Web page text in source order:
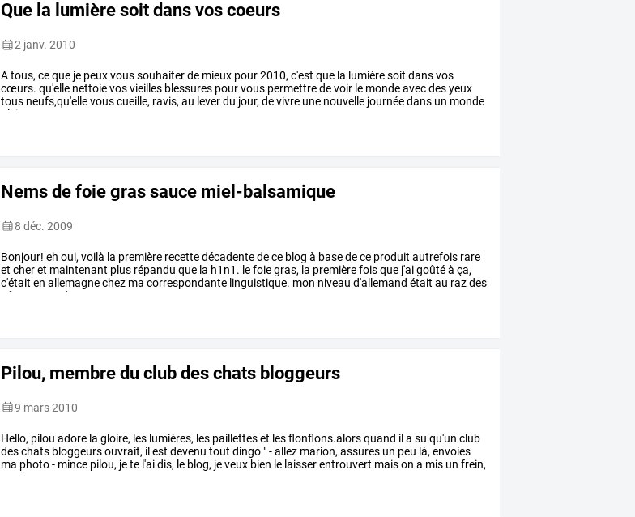
Que la lumière soit dans vos coeurs
2 janv. 2010
Atous, ceque je peuxvoussouhaiterde mieux pour2010, c'est que la lumièresoit dansvos
cœurs. qu'elle nettoievosvieilles blessures pourvous permettredevoir le mondeavecdesyeux
tous neufs,qu'ellevouscueille, ravis, au leverdu jour, devivre une nouvelle journéedans un monde
plein
Nems de foie gras sauce miel-balsamique
8 déc. 2009
Bonjour! eh oui, voilà la première recettedécadentedece blog à basedece produit autrefois rare
et cheret maintenant plus répandu que la h1n1. lefoiegras, la premièrefoisque j'aigoûtéà ça,
c'était en allemagnechez ma correspondante linguistique. mon niveau d'allemand était au razdes
pâquerettes
à
Pilou, membre du club des chats bloggeurs
9 mars 2010
Hello, pilou adore la gloire, les lumières, les pailletteset lesflonflons.alorsquand il a su qu'un club
deschats bloggeursouvrait, il est devenu tout dingo "-allez marion, assures un peu là, envoies
ma photo- mince pilou, jete l'aidis, le blog, jeveux bien le laisserentrouvert maison a mis un frein,
je